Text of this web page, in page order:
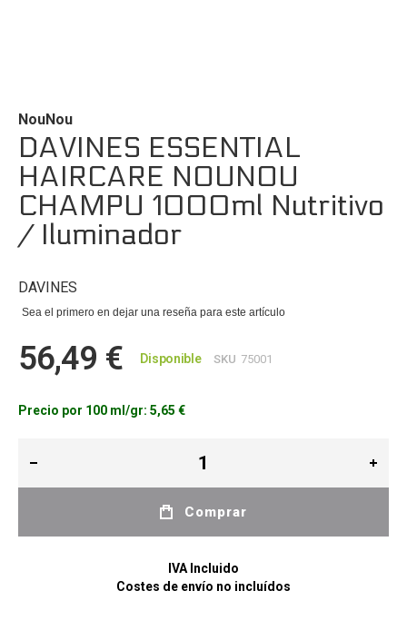
de
la
galería
de
imágenes
NouNou
DAVINES ESSENTIAL
HAIRCARE NOUNOU
CHAMPU 1000ml Nutritivo
/ Iluminador
DAVINES
Sea el primero en dejar una reseña para este artículo
56,49 € Disponible SKU 75001
Precio por 100 ml/gr: 5,65 €
Comprar
IVA Incluido
Costes de envío no incluídos